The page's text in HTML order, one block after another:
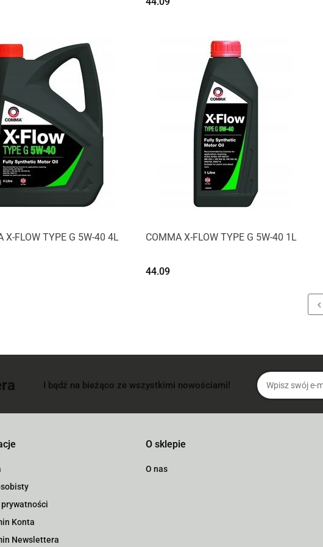
Produkt niedostępny
X-FLOW TYPE G 5W-40 4L Produkt niedostępny
COMMA X-FLOW TYPE G 5W-40 1L
44.09
I bądź na bieżąco ze wszystkimi nowościami!
Konta
Newslettera
O sklepie
O nas